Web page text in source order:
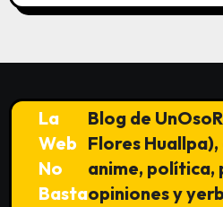
La
Web
No
Basta
Blog de
Flores
anime, política,
opiniones y